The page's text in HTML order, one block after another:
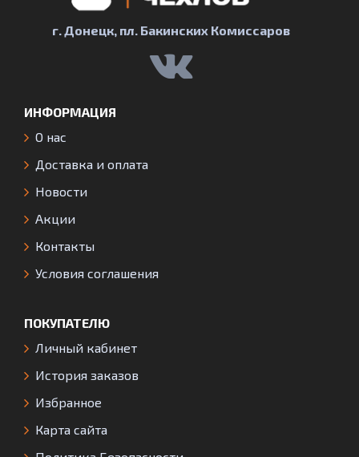
г. Донецк, пл. Бакинских Комиссаров
ИНФОРМАЦИЯ
О нас
Доставка и оплата
Новости
Акции
Контакты
Условия соглашения
ПОКУПАТЕЛЮ
Личный кабинет
История заказов
Избранное
Карта сайта